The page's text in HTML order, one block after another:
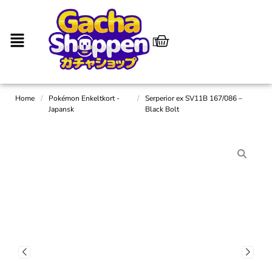
Home /
Pokémon Enkeltkort -
Japansk
/
Serperior ex SV11B 167/086 –
Black Bolt